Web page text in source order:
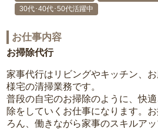
30代･40代･50代活躍中
お仕事内容
お掃除代行
家事代行はリビングやキッチン、
様宅の清掃業務です。
普段の自宅のお掃除のように、快
除をしていくお仕事になります。
ろん、働きながら家事のスキルア